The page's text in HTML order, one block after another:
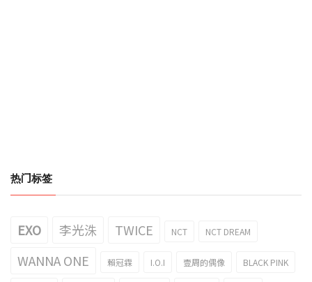
热门标签
EXO 李光洙 TWICE NCT NCT DREAM
WANNA ONE 賴冠霖 I.O.I 壹周的偶像 BLACK PINK